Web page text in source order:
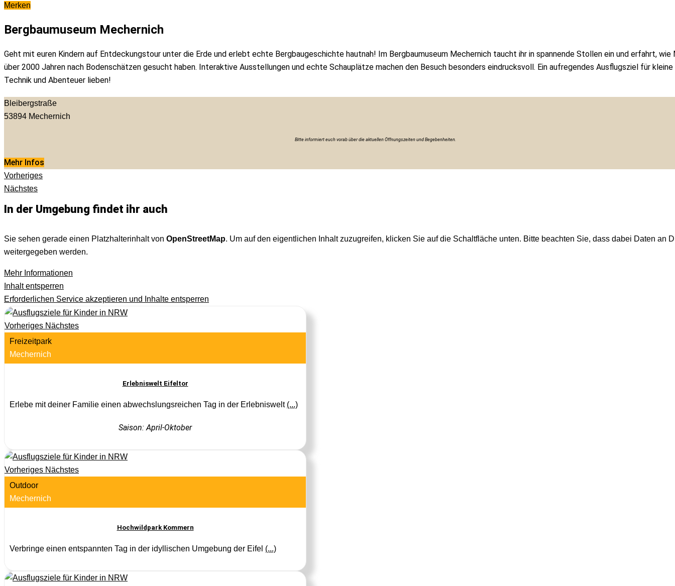
Merken
Bergbaumuseum Mechernich
Geht mit euren Kindern auf Entdeckungstour unter die Erde und erlebt echte Bergbaugeschichte hautnah! Im Bergbaumuseum Mechernich taucht ihr in spannende Stollen ein und erfahrt, wie
über 2000 Jahren nach Bodenschätzen gesucht haben. Interaktive Ausstellungen und echte Schauplätze machen den Besuch besonders eindrucksvoll. Ein aufregendes Ausflugsziel für
Technik und Abenteuer lieben!
Bleibergstraße
53894 Mechernich
Bitte informiert euch vorab über die aktuellen Öffnungszeiten und Begebenheiten.
Mehr Infos
Vorheriges
Nächstes
In der Umgebung findet ihr auch
Sie sehen gerade einen Platzhalterinhalt von OpenStreetMap. Um auf den eigentlichen Inhalt zuzugreifen, klicken Sie auf die Schaltfläche unten. Bitte beachten Sie, dass dabei Daten an
weitergegeben werden.
Mehr Informationen
Inhalt entsperren
Erforderlichen Service akzeptieren und Inhalte entsperren
Vorheriges Nächstes
Freizeitpark
Mechernich
Erlebniswelt Eifeltor
Erlebe mit deiner Familie einen abwechslungsreichen Tag in der Erlebniswelt (...)
Saison: April-Oktober
Vorheriges Nächstes
Outdoor
Mechernich
Hochwildpark Kommern
Verbringe einen entspannten Tag in der idyllischen Umgebung der Eifel (...)